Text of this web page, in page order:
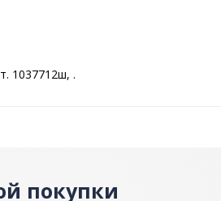
1037712ш, .
покупки